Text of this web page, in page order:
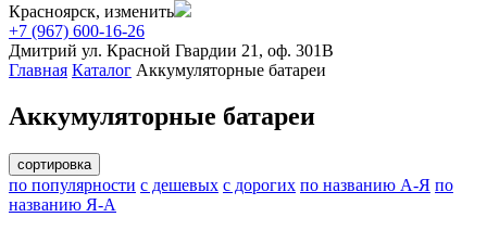
Красноярск, изменить
+7 (967) 600-16-26
Дмитрий ул. Красной Гвардии 21, оф. 301В
Главная Каталог Аккумуляторные батареи
Аккумуляторные батареи
сортировка
по популярности с дешевых с дорогих по названию А-Я по
названию Я-А